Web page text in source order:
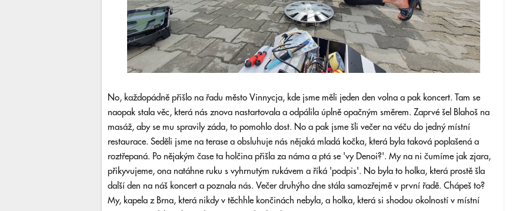
No, každopádně přišlo na řadu město Vinnycja, kde jsme měli jeden den volna a pak koncert. Tam se
naopak stala věc, která nás znova nastartovala a odpálila úplně opačným směrem. Zaprvé šel Blahoš na
masáž, aby se mu spravily záda, to pomohlo dost. No a pak jsme šli večer na véču do jedný místní
restaurace. Seděli jsme na terase a obsluhuje nás nějaká mladá kočka, která byla taková poplašená a
roztřepaná. Po nějakým čase ta holčina přišla za náma a ptá se 'vy Denoi?'. My na ni čumíme jak zjara,
přikyvujeme, ona natáhne ruku s vyhrnutým rukávem a říká 'podpis'. No byla to holka, která prostě šla
další den na náš koncert a poznala nás. Večer druhýho dne stála samozřejmě v první řadě. Chápeš to?
My, kapela z Brna, která nikdy v těchhle končinách nebyla, a holka, která si shodou okolností v místní